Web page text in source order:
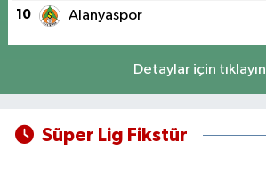
10 Alanyaspor
Detaylar için tıklayın
Süper Lig Fikstür